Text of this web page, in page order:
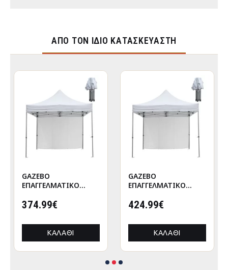
ΑΠΌ ΤΟΝ ΊΔΙΟ ΚΑΤΑΣΚΕΥΑΣΤΉ
GAZEBO
ΕΠΑΓΓΕΛΜΑΤΙΚΟ
CRESSEN HM21097
ΑΛΟΥΜΙΝΙΟΥ
3x3x3,4Yμ
374.99€
ΚΑΛΆΘΙ
GAZEBO
ΕΠΑΓΓΕΛΜΑΤΙΚΟ
CRESSEN HM21097.01
ΑΛΟΥΜΙΝΙΟΥ
3x3x3,4Yεκ
424.99€
ΚΑΛΆΘΙ